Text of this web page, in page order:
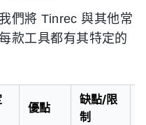
們將 Tinrec 與其他常
款工具都有其特定的
優點
缺點/限
制